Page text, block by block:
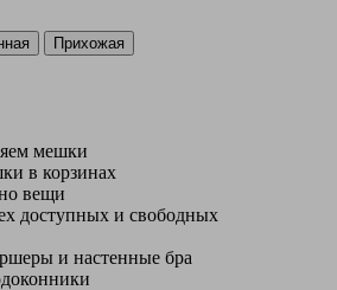
мешки
в корзинах
вещи
доступных и свободных
и настенные бра